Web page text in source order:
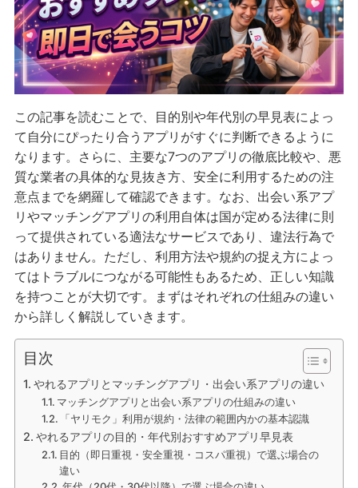
この記事を読むことで、目的別や年代別の早見表によっ
て自分にぴったり合うアプリがすぐに判断できるように
なります。さらに、主要な7つのアプリの徹底比較や、悪
質な業者の具体的な見抜き方、安全に利用するための注
意点までを網羅して確認できます。なお、出会い系アプ
リやマッチングアプリの利用自体は国が定める法律に則
って提供されている適法なサービスであり、違法行為で
はありません。ただし、利用方法や規約の捉え方によっ
てはトラブルにつながる可能性もあるため、正しい知識
を持つことが大切です。まずはそれぞれの仕組みの違い
から詳しく解説していきます。
目次
やれるアプリとマッチングアプリ・出会い系アプリの違い
マッチングアプリと出会い系アプリの仕組みの違い
「ヤリモク」利用が規約・法律の範囲内かの基本認識
やれるアプリの目的・年代別おすすめアプリ早見表
目的（即日重視・安全重視・コスパ重視）で選ぶ場合の
違い